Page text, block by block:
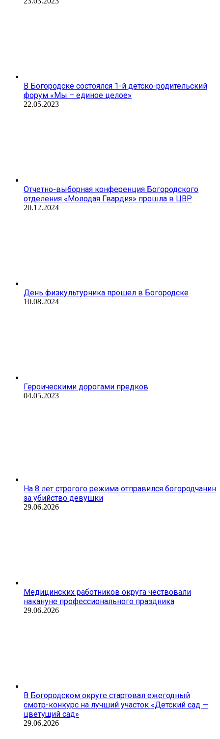
В Богородске состоялся 1-й детско-родительский
форум «Мы – единое целое»
22.05.2023
Отчетно-выборная конференция Богородского
отделения «Молодая Гвардия» прошла в ЦВР
20.12.2024
День физкультурника прошел в Богородске
10.08.2024
Героическими дорогами предков
04.05.2023
На 8 лет строгого режима отправился богородчанин
за убийство девушки
29.06.2026
Медицинских работников округа чествовали
накануне профессионального праздника
29.06.2026
В Богородском округе стартовал ежегодный
смотр-конкурс на лучший участок «Детский сад —
цветущий сад»
29.06.2026